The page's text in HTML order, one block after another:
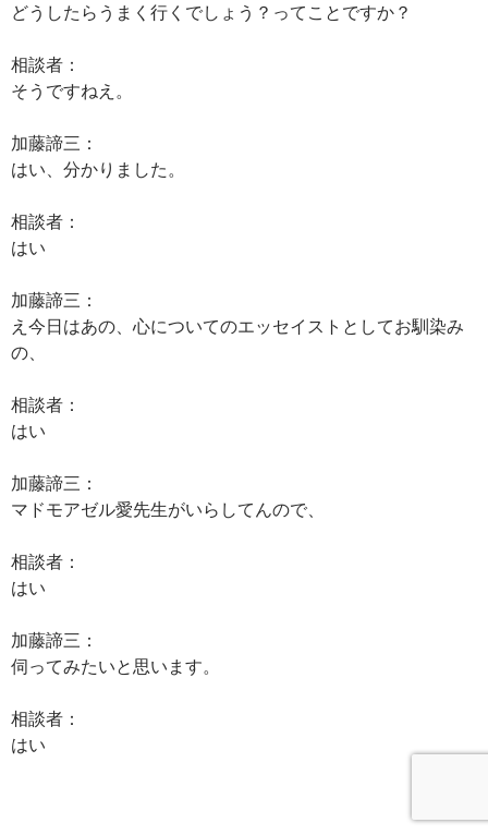
どうしたらうまく行くでしょう？ってことですか？
相談者：
そうですねえ。
加藤諦三：
はい、分かりました。
相談者：
はい
加藤諦三：
え今日はあの、心についてのエッセイストとしてお馴染み
の、
相談者：
はい
加藤諦三：
マドモアゼル愛先生がいらしてんので、
相談者：
はい
加藤諦三：
伺ってみたいと思います。
相談者：
はい